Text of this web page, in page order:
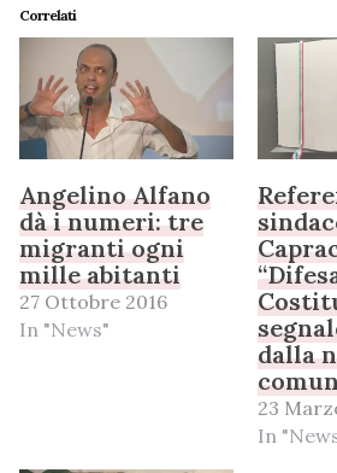
Correlati
Angelino Alfano
dà i numeri: tre
migranti ogni
mille abitanti
27 Ottobre 2016
In "News"
dalla
23
In